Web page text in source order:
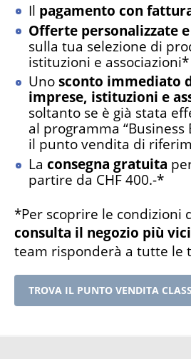
Il pagamento con
Offerte personalizzate
sulla tua selezione di
istituzioni e associazioni*
Unosconto immediato
imprese, istituzioni e
soltanto se è già stata
al programma “Business
il punto vendita di
La consegna gratuita
partire da CHF 400.-*
*Per scoprire le condizioni
consulta il negozio più
team risponderà a tutte le
TROVA IL PUNTO VENDITA